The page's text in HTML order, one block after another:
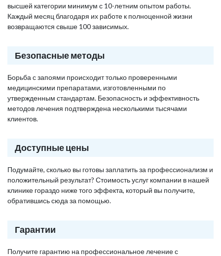
высшей категории минимум с 10-летним опытом работы.
Каждый месяц благодаря их работе к полноценной жизни
возвращаются свыше 100 зависимых.
Безопасные методы
Борьба с запоями происходит только проверенными
медицинскими препаратами, изготовленными по
утвержденным стандартам. Безопасность и эффективность
методов лечения подтверждена несколькими тысячами
клиентов.
Доступные цены
Подумайте, сколько вы готовы заплатить за профессионализм и
положительный результат? Стоимость услуг компании в нашей
клинике гораздо ниже того эффекта, который вы получите,
обратившись сюда за помощью.
Гарантии
Получите гарантию на профессиональное лечение с